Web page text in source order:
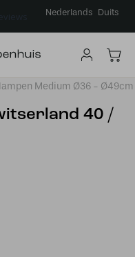
Nederlands Duits
Medium Ø36 - Ø49cm
40 /